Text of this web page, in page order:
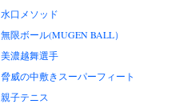
水口メソッド
無限ボール(MUGEN BALL）
美濃越舞選手
脅威の中敷きスーパーフィート
親子テニス